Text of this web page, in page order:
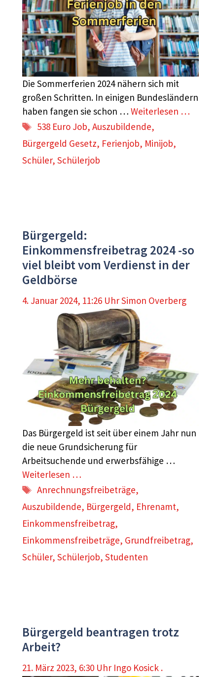
Die Sommerferien 2024 nähern sich mit
großen Schritten. In einigen Bundesländern
haben fangen sie schon … Weiterlesen …
Schlagwörter
538 Euro Job,Auszubildende,
Bürgergeld Gesetz, Ferienjob, Minijob,
Schüler, Schülerjob
Bürgergeld:
Einkommensfreibetrag 2024 -so
viel bleibt vom Verdienst in der
Geldbörse
4. Januar 2024, 11:26 UhrSimon Overberg
Das Bürgergeld ist seit über einem Jahr nun
die neue Grundsicherung für
Arbeitsuchende und erwerbsfähige …
Weiterlesen …
Schlagwörter
Anrechnungsfreibeträge,
Auszubildende, Bürgergeld, Ehrenamt,
Einkommensfreibetrag,
Einkommensfreibeträge, Grundfreibetrag,
Schüler, Schülerjob, Studenten
Bürgergeld beantragen trotz
Arbeit?
21. März 2023, 6:30 Uhr Ingo Kosick .